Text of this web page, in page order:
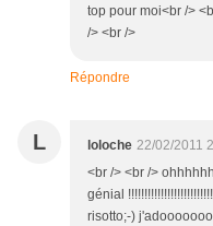
top pour moi<br />
/> <br />
Répondre
L loloche 22/02/2011
<br /> <br />
génial
risotto;-)